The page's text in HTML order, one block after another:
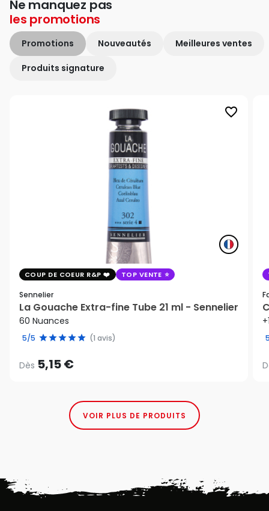
Ne manquez pas
les promotions
Promotions Nouveautés Meilleures ventes
Produits signature
favorite_border
COUP DE COEUR R&P TOP VENTE
Sennelier
La Gouache Extra-fine Tube 21 ml - Sennelier
60 Nuances
5/5 (1 avis)
Dès 5,15 €
VOIR PLUS DE PRODUITS